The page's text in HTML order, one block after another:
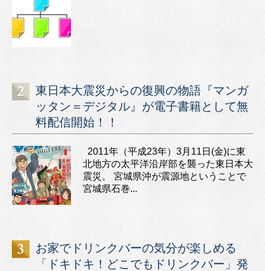
東日本大震災からの復興の物語『マンガ
ッタン＝デジタル』が電子書籍として無
料配信開始！！
2011年（平成23年）3月11日(金)に東
北地方の太平洋沿岸部を襲った東日本大
震災。 宮城県沖が震源地ということで
宮城県石巻...
お家でドリンクバーの気分が楽しめる
「ドキドキ！どこでもドリンクバー」発